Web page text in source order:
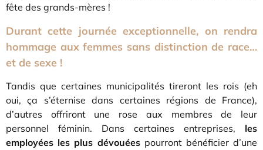
fête des grands-mères !
Durant cette journée exceptionnelle, on rendra
hommage aux femmes sans distinction de race…
et de sexe !
Tandis que certaines municipalités tireront les rois (eh
oui, ça s’éternise dans certaines régions de France),
d’autres offriront une rose aux membres de leur
personnel féminin. Dans certaines entreprises, les
employées les plus dévouéespourront bénéficier d’une